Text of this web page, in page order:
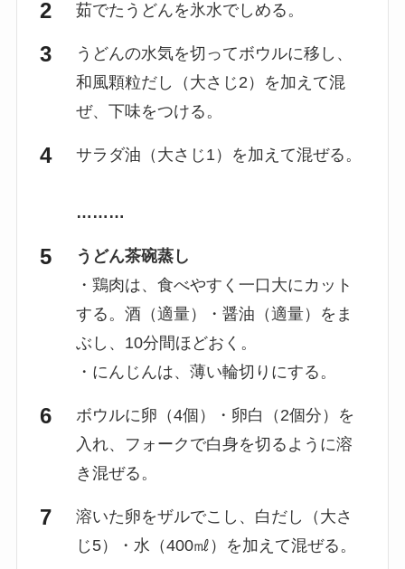
茹でたうどんを氷水でしめる。
うどんの水気を切ってボウルに移し、
和風顆粒だし（大さじ2）を加えて混
ぜ、下味をつける。
サラダ油（大さじ1）を加えて混ぜる。
………
うどん茶碗蒸し
・鶏肉は、食べやすく一口大にカット
する。酒（適量）・醤油（適量）をま
ぶし、10分間ほどおく。
・にんじんは、薄い輪切りにする。
ボウルに卵（4個）・卵白（2個分）を
入れ、フォークで白身を切るように溶
き混ぜる。
溶いた卵をザルでこし、白だし（大さ
じ5）・水（400㎖）を加えて混ぜる。